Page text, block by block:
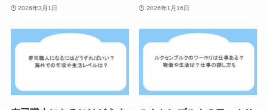
2026年3月1日 2026年1月16日